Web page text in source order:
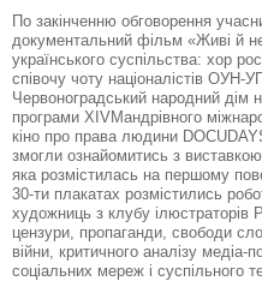
По закінченню обговорення
документальний фільм «Живі й
українського суспільства: хор
співочу чоту націоналістів ОУН-
Червоноградський народний дім
програми XIVМандрівного
кіно про права людини
змогли ознайомитись з
яка розмістилась на першому
30-ти плакатах розмістились
художниць з клубу ілюстраторів
цензури, пропаганди, свободи
війни, критичного аналізу медіа-
соціальних мереж і суспільного